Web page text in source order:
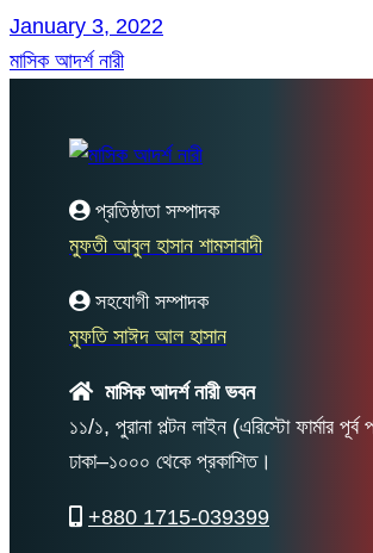
January 3, 2022
মাসিক আদর্শ নারী
প্রতিষ্ঠাতা সম্পাদক
মুফতী আবুল হাসান শামসাবাদী
সহযোগী সম্পাদক
মুফতি সাঈদ আল হাসান
মাসিক আদর্শ নারী ভবন
১১/১, পুরানা পল্টন লাইন (এরিস্টো ফার্মার পূর্ব
ঢাকা–১০০০ থেকে প্রকাশিত।
+880 1715-039399